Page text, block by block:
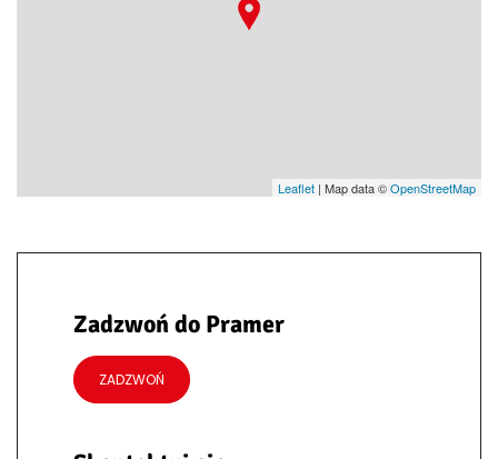
Leaflet | Map data ©OpenStreetMap
Zadzwoń do Pramer
ZADZWOŃ